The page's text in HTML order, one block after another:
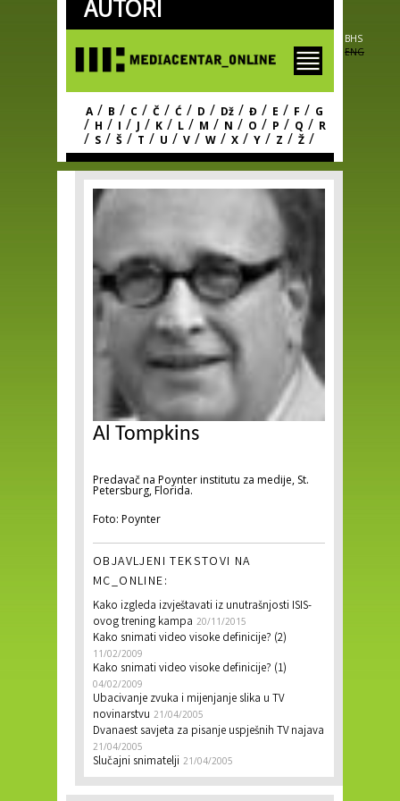
Skip to
main
AUTORI
BHS
ENG
A / B / C / Č / Ć / D / Dž / Đ / E / F / G
/ H / I / J / K / L / M / N / O / P / Q / R
/ S / Š / T / U / V / W / X / Y / Z / Ž /
Al Tompkins
Predavač na Poynter institutu za medije, St.
Petersburg, Florida.
Foto: Poynter
OBJAVLJENI TEKSTOVI NA
MC_ONLINE:
Kako izgleda izvještavati iz unutrašnjosti ISIS-
ovog trening kampa 20/11/2015
Kako snimati video visoke definicije? (2)
11/02/2009
Kako snimati video visoke definicije? (1)
04/02/2009
Ubacivanje zvuka i mijenjanje slika u TV
novinarstvu 21/04/2005
Dvanaest savjeta za pisanje uspješnih TV najava
21/04/2005
Slučajni snimatelji 21/04/2005